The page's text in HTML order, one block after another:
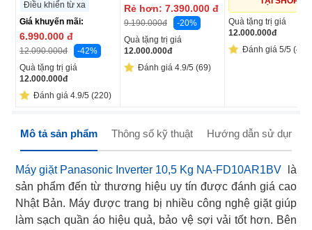
Điều khiển từ xa
Giá khuyến mãi:
6.990.000 đ
12.090.000đ
-42%
Quà tặng trị giá
12.000.000đ
Đánh giá 4.9/5 (220)
Rẻ hơn: 7.390.000 đ
9.190.000đ
-20%
Quà tặng trị giá
12.000.000đ
Đánh giá 4.9/5 (69)
Quà tặng trị giá
12.000.000đ
Đánh giá 5/5 (41)
Mô tả sản phẩm Thông số kỹ thuật Hướng dẫn sử dụng
Máy giặt Panasonic Inverter 10,5 Kg NA-FD10AR1BV là
sản phẩm đến từ thương hiệu uy tín được đánh giá cao
Nhật Bản. Máy được trang bị nhiều công nghệ giặt giúp
làm sạch quần áo hiệu quả, bảo vệ sợi vải tốt hơn. Bên